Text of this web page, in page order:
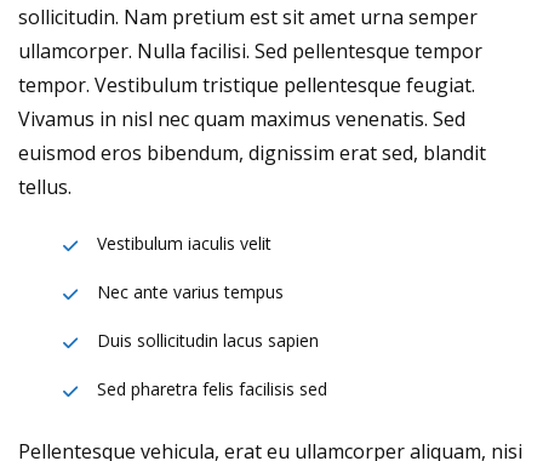
sollicitudin. Nam pretium est sit amet urna semper
ullamcorper. Nulla facilisi. Sed pellentesque tempor
tempor. Vestibulum tristique pellentesque feugiat.
Vivamus in nisl nec quam maximus venenatis. Sed
euismod eros bibendum, dignissim erat sed, blandit
tellus.
Vestibulum iaculis velit
Nec ante varius tempus
Duis sollicitudin lacus sapien
Sed pharetra felis facilisis sed
Pellentesque vehicula, erat eu ullamcorper aliquam, nisi